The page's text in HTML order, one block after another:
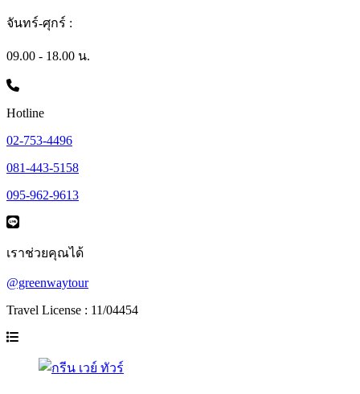
จันทร์-ศุกร์ :
09.00 - 18.00 น.
Hotline
02-753-4496
081-443-5158
095-962-9613
เราช่วยคุณได้
@greenwaytour
Travel License : 11/04454